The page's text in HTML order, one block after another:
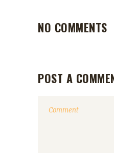
NO COMMENTS
POST A